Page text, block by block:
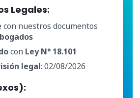
Legales:
con nuestros documentos
con Ley N° 18.101
legal: 02/08/2026